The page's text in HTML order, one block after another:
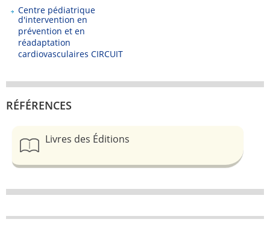
Centre pédiatrique
d'intervention en
prévention et en
réadaptation
cardiovasculaires CIRCUIT
RÉFÉRENCES
Livres des Éditions